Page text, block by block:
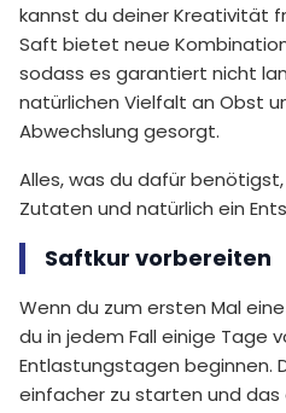
kannst du deiner Kreativität
Saft bietet neue
sodass es garantiert nicht
natürlichen Vielfalt an Obst
Abwechslung gesorgt.
Alles, was du dafür
Zutaten und natürlich ein
Saftkur vorbereiten
Wenn du zum ersten Mal
du in jedem Fall einige Tage
Entlastungstagen beginnen.
einfacher zu starten und